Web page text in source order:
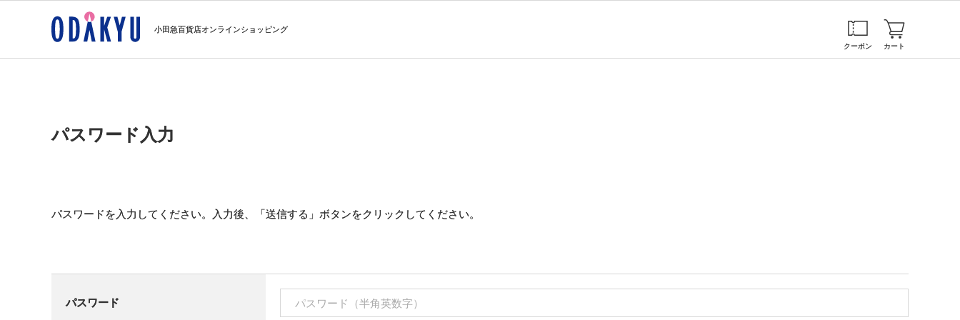
小田急百貨店オンラインショッピング
クーポン カート
パスワード入力
パスワードを入力してください。入力後、「送信する」ボタンをクリックしてください。
パスワード